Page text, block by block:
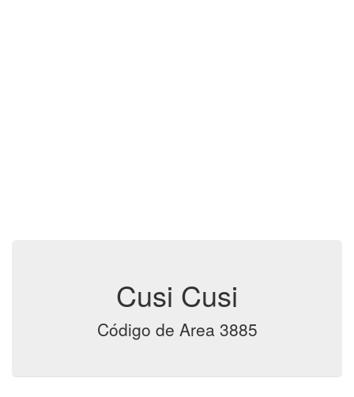
Cusi Cusi
Código de Area 3885